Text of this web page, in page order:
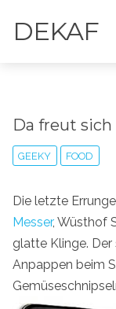
DEKAF
Da freut sich
GEEKY FOOD
Die letzte
Messer, Wüsthof
glatte Klinge.
Anpappen beim